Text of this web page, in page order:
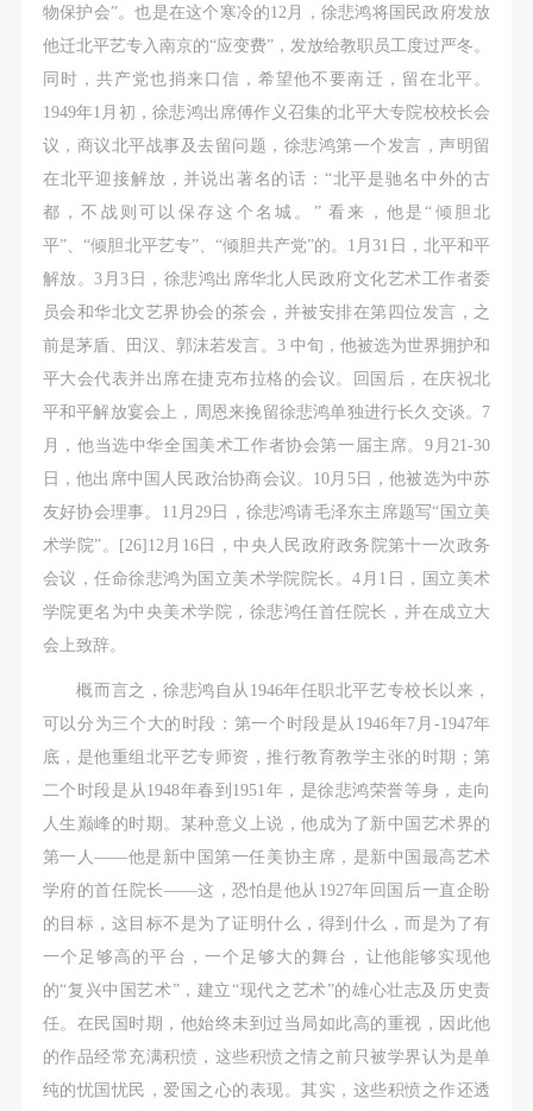
物保护会”。也是在这个寒冷的12月，徐悲鸿将国民政府发放
他迁北平艺专入南京的“应变费”，发放给教职员工度过严冬。
同时，共产党也捎来口信，希望他不要南迁，留在北平。
1949年1月初，徐悲鸿出席傅作义召集的北平大专院校校长会
议，商议北平战事及去留问题，徐悲鸿第一个发言，声明留
在北平迎接解放，并说出著名的话：“北平是驰名中外的古
都，不战则可以保存这个名城。” 看来，他是“倾胆北
平”、“倾胆北平艺专”、“倾胆共产党”的。1月31日，北平和平
解放。3月3日，徐悲鸿出席华北人民政府文化艺术工作者委
员会和华北文艺界协会的茶会，并被安排在第四位发言，之
前是茅盾、田汉、郭沫若发言。3 中旬，他被选为世界拥护和
平大会代表并出席在捷克布拉格的会议。回国后，在庆祝北
平和平解放宴会上，周恩来挽留徐悲鸿单独进行长久交谈。7
月，他当选中华全国美术工作者协会第一届主席。9月21-30
日，他出席中国人民政治协商会议。10月5日，他被选为中苏
友好协会理事。11月29日，徐悲鸿请毛泽东主席题写“国立美
术学院”。[26]12月16日，中央人民政府政务院第十一次政务
会议，任命徐悲鸿为国立美术学院院长。4月1日，国立美术
学院更名为中央美术学院，徐悲鸿任首任院长，并在成立大
会上致辞。
概而言之，徐悲鸿自从1946年任职北平艺专校长以来，
可以分为三个大的时段：第一个时段是从1946年7月-1947年
底，是他重组北平艺专师资，推行教育教学主张的时期；第
二个时段是从1948年春到1951年，是徐悲鸿荣誉等身，走向
人生巅峰的时期。某种意义上说，他成为了新中国艺术界的
第一人——他是新中国第一任美协主席，是新中国最高艺术
学府的首任院长——这，恐怕是他从1927年回国后一直企盼
的目标，这目标不是为了证明什么，得到什么，而是为了有
一个足够高的平台，一个足够大的舞台，让他能够实现他
的“复兴中国艺术”，建立“现代之艺术”的雄心壮志及历史责
任。在民国时期，他始终未到过当局如此高的重视，因此他
的作品经常充满积愤，这些积愤之情之前只被学界认为是单
纯的忧国忧民，爱国之心的表现。其实，这些积愤之作还透